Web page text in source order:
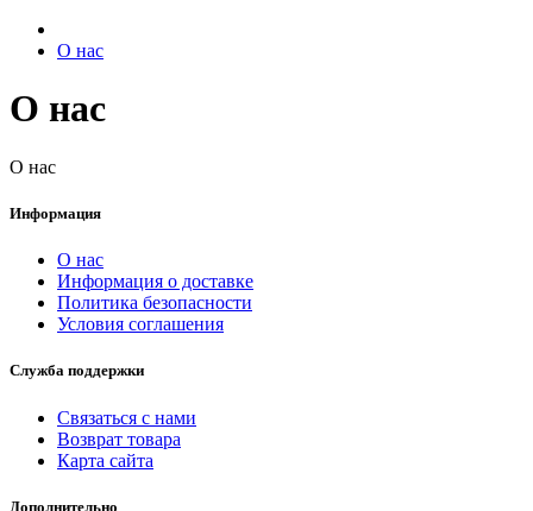
О нас
О нас
О нас
Информация
О нас
Информация о доставке
Политика безопасности
Условия соглашения
Служба поддержки
Связаться с нами
Возврат товара
Карта сайта
Дополнительно